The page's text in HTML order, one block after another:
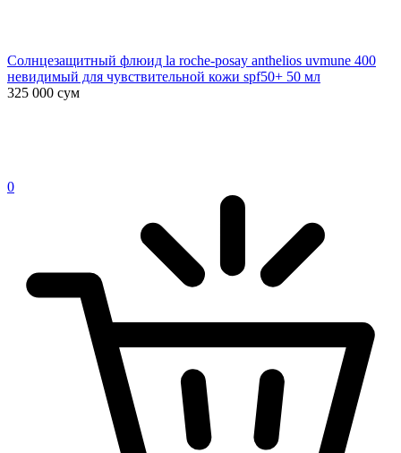
Солнцезащитный флюид la roche-posay anthelios uvmune 400
невидимый для чувствительной кожи spf50+ 50 мл
325 000 сум
0